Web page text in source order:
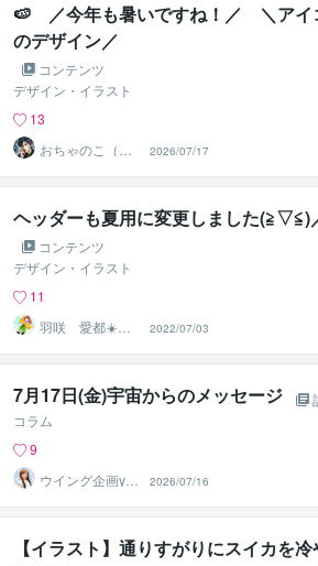
🍉 ／今年も暑いですね！／ ＼アイ
のデザイン／
コンテンツ
デザイン・イラスト
13
おちゃのこ（御
茶乃子祭々）
2026/07/17
ヘッダーも夏用に変更しました(≧▽≦)
コンテンツ
デザイン・イラスト
11
羽咲 愛都☀️ハ
サキ アイト☀️
2022/07/03
7月17日(金)宇宙からのメッセージ
コラム
9
ウイング企画yuk
a
2026/07/16
【イラスト】通りすがりにスイカを